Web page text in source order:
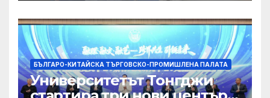
БЪЛГАРО-КИТАЙСКА ТЪРГОВСКО-ПРОМИШЛЕНА ПАЛАТА
Университетът Тонгджи